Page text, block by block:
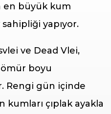
en büyük kum
yapıyor.
ve Dead Vlei,
boyu
Rengi gün içinde
kumları çıplak ayakla